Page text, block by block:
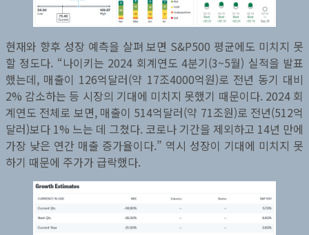
현재와 향후 성장 예측을 살펴 보면 S&P500 평균에도 미치지 못
할 정도다. “나이키는 2024 회계연도 4분기(3~5월) 실적을 발표
했는데, 매출이 126억달러(약 17조4000억원)로 전년 동기 대비
2% 감소하는 등 시장의 기대에 미치지 못했기 때문이다. 2024 회
계연도 전체로 보면, 매출이 514억달러(약 71조원)로 전년(512억
달러)보다 1% 느는 데 그쳤다. 코로나 기간을 제외하고 14년 만에
가장 낮은 연간 매출 증가율이다.” 역시 성장이 기대에 미치지 못
하기 때문에 주가가 급락했다.